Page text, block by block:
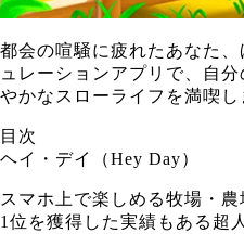
都会の喧騒に疲れたあなた
ュレーションアプリで、自
やかなスローライフを満喫し
目次
ヘイ・デイ（Hey Day）
スマホ上で楽しめる牧場・
1位を獲得した実績もある超